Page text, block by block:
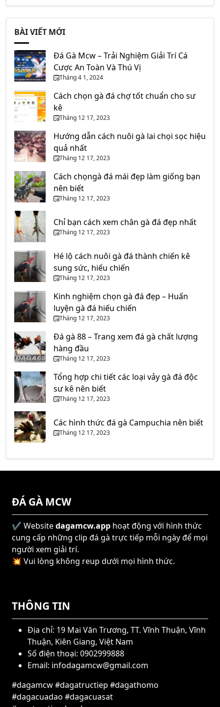
BÀI VIẾT MỚI
Đá Gà Mcw – Trải Nghiệm Giải Trí Cá
Cược An Toàn Và Thú Vị
Tháng 4 1, 2024
Cách chọn gà đá chợ tốt chuẩn cho sư
kê
Tháng 12 17, 2023
Hướng dẫn cách nuôi gà lai chọi sọc hiệu
quả nhất
Tháng 12 17, 2023
Cách chọngà đá mái đẹp làm giống bạn
nên biết
Tháng 12 17, 2023
Chỉ bạn cách xem chân gà đá đẹp nhất
Tháng 12 17, 2023
Hé lộ cách nuôi gà đá thành chiến kê
sung sức, hiếu chiến
Tháng 12 17, 2023
Kinh nghiệm chọn gà đá đẹp – Huấn
luyện gà đá hiếu chiến
Tháng 12 17, 2023
Đá gà 88 – Trang xem đá gà chất lượng
hàng đầu
Tháng 12 17, 2023
Tổng hợp chi tiết các loại vảy gà đá độc
sư kê nên biết
Tháng 12 17, 2023
Các hình thức đá gà Campuchia nên biết
Tháng 12 17, 2023
ĐÁ GÀ MCW
✔️ Websitedagamcw.app hoạt động với hình thức
cung cấp những clip đá gà trực tiếp mỗi ngày để mọi
người xem giải trí.
💥 Vui lòng không reup dưới mọi hình thức.
THÔNG TIN
Địa chỉ: 19 Mai Văn Trương, TT. Vĩnh Thuận, Vĩnh
Thuận, Kiên Giang, Việt Nam
Số điện thoại: 0902999888
Email: infodagamcw@gmail.com
#dagamcw #dagatructiep #dagathomo
#dagacuadao #dagacuasat